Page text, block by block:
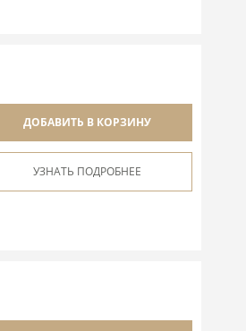
ДОБАВИТЬ В КОРЗИНУ
УЗНАТЬ ПОДРОБНЕЕ